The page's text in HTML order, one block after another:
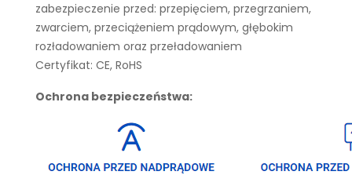
zabezpieczenie przed: przepięciem, przegrzaniem,
zwarciem, przeciążeniem prądowym, głębokim
rozładowaniem oraz przeładowaniem
Certyfikat: CE, RoHS
Ochrona bezpieczeństwa: